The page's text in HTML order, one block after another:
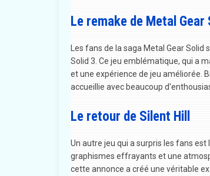
Le remake de Metal Gear
Les fans de la saga Metal Gear
Solid 3. Ce jeu emblématique, qui a
et une expérience de jeu améliorée.
accueillie avec beaucoup
Le retour de Silent Hill
Un autre jeu qui a surpris les fans
graphismes effrayants et une
cette annonce a créé une véritable